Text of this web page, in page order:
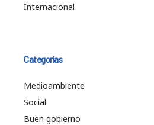
Internacional
Categorías
Medioambiente
Social
Buen gobierno